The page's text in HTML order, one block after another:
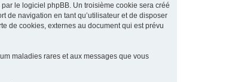
le logiciel phpBB. Un troisième cookie sera créé
de navigation en tant qu’utilisateur et de disposer
de cookies, externes au document qui est prévu
maladies rares et aux messages que vous